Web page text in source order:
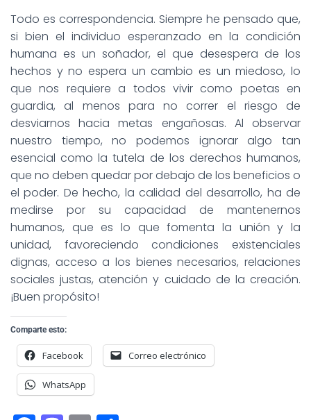
Todo es correspondencia. Siempre he pensado que,
si bien el individuo esperanzado en la condición
humana es un soñador, el que desespera de los
hechos y no espera un cambio es un miedoso, lo
que nos requiere a todos vivir como poetas en
guardia, al menos para no correr el riesgo de
desviarnos hacia metas engañosas. Al observar
nuestro tiempo, no podemos ignorar algo tan
esencial como la tutela de los derechos humanos,
que no deben quedar por debajo de los beneficios o
el poder. De hecho, la calidad del desarrollo, ha de
medirse por su capacidad de mantenernos
humanos, que es lo que fomenta la unión y la
unidad, favoreciendo condiciones existenciales
dignas, acceso a los bienes necesarios, relaciones
sociales justas, atención y cuidado de la creación.
¡Buen propósito!
Comparte esto:
Facebook Correo electrónico
WhatsApp